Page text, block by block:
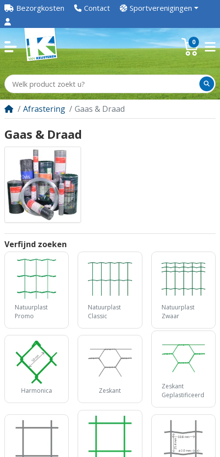
Bezorgkosten Contact Sportverenigingen
0
Afrastering Gaas & Draad
Gaas & Draad
Verfijnd zoeken
Natuurplast
Promo
Natuurplast
Classic
Natuurplast
Zwaar
Harmonica Zeskant
Zeskant
Geplastificeerd